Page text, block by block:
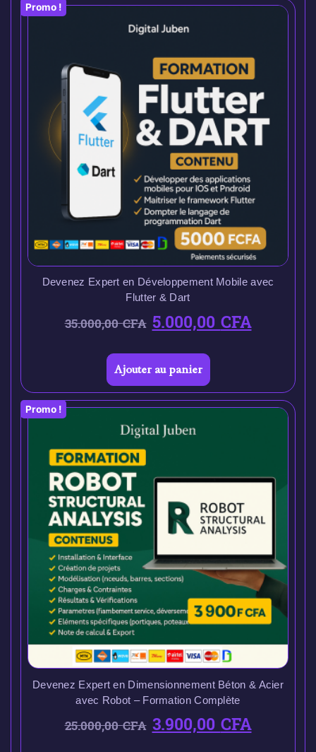
Promo !
Devenez Expert en Développement Mobile avec
Flutter & Dart
35.000,00CFA 5.000,00CFA
Ajouter au panier
Promo !
Devenez Expert en Dimensionnement Béton & Acier
avec Robot – Formation Complète
25.000,00CFA 3.900,00CFA